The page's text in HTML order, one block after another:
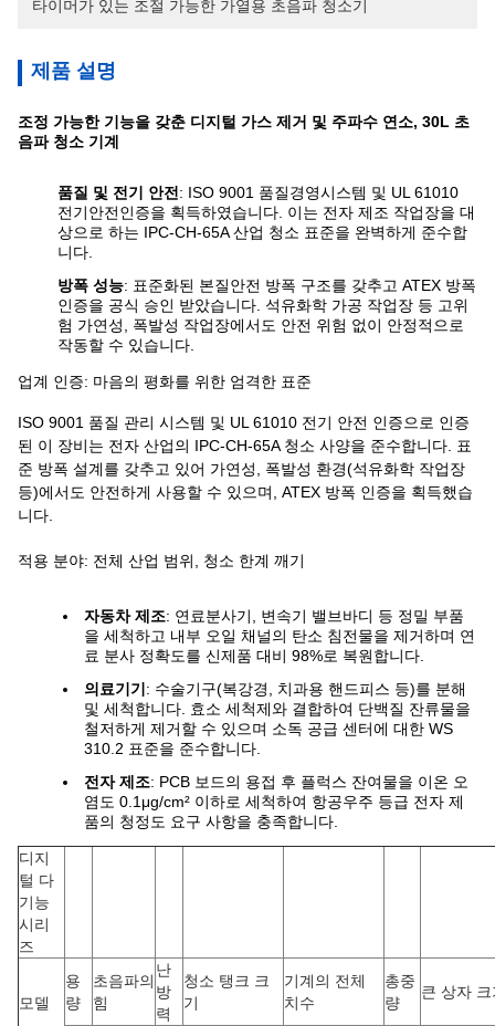
타이머가 있는 조절 가능한 가열용 초음파 청소기
제품 설명
조정 가능한 기능을 갖춘 디지털 가스 제거 및 주파수 연소, 30L 초
음파 청소 기계
품질 및 전기 안전 : ISO 9001 품질경영시스템 및 UL 61010
전기안전인증을 획득하였습니다. 이는 전자 제조 작업장을 대
상으로 하는 IPC-CH-65A 산업 청소 표준을 완벽하게 준수합
니다.
방폭 성능: 표준화된 본질안전 방폭 구조를 갖추고 ATEX 방폭
인증을 공식 승인 받았습니다. 석유화학 가공 작업장 등 고위
험 가연성, 폭발성 작업장에서도 안전 위험 없이 안정적으로
작동할 수 있습니다.
업계 인증: 마음의 평화를 위한 엄격한 표준
ISO 9001 품질 관리 시스템 및 UL 61010 전기 안전 인증으로 인증
된 이 장비는 전자 산업의 IPC-CH-65A 청소 사양을 준수합니다. 표
준 방폭 설계를 갖추고 있어 가연성, 폭발성 환경(석유화학 작업장
등)에서도 안전하게 사용할 수 있으며, ATEX 방폭 인증을 획득했습
니다.
적용 분야: 전체 산업 범위, 청소 한계 깨기
자동차 제조: 연료분사기, 변속기 밸브바디 등 정밀 부품
을 세척하고 내부 오일 채널의 탄소 침전물을 제거하며 연
료 분사 정확도를 신제품 대비 98%로 복원합니다.
의료기기 : 수술기구(복강경, 치과용 핸드피스 등)를 분해
및 세척합니다. 효소 세척제와 결합하여 단백질 잔류물을
철저하게 제거할 수 있으며 소독 공급 센터에 대한 WS
310.2 표준을 준수합니다.
전자 제조: PCB 보드의 용접 후 플럭스 잔여물을 이온 오
염도 0.1μg/cm² 이하로 세척하여 항공우주 등급 전자 제
품의 청정도 요구 사항을 충족합니다.
디지
털 다
기능
시리
즈
모델
용
량
초음파의
힘
난
방
력
청소 탱크 크
기
기계의 전체
치수
총중
량
큰 상자 크